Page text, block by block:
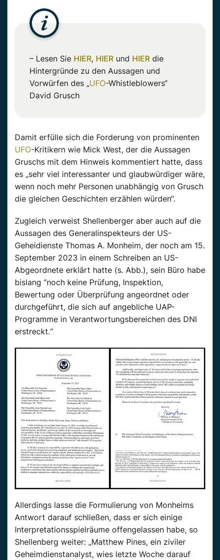
– Lesen Sie HIER, HIER und HIER die
Hintergründe zu den Aussagen und
Vorwürfen des „UFO-Whistleblowers“
David Grusch
Damit erfülle sich die Forderung von prominenten
UFO-Kritikern wie Mick West, der die Aussagen
Gruschs mit dem Hinweis kommentiert hatte, dass
es „sehr viel interessanter und glaubwürdiger wäre,
wenn noch mehr Personen unabhängig von Grusch
die gleichen Geschichten erzählen würden“.
Zugleich verweist Shellenberger aber auch auf die
Aussagen des Generalinspekteurs der US-
Geheidienste Thomas A. Monheim, der noch am 15.
September 2023 in einem Schreiben an US-
Abgeordnete erklärt hatte (s. Abb.), sein Büro habe
bislang “noch keine Prüfung, Inspektion,
Bewertung oder Überprüfung angeordnet oder
durchgeführt, die sich auf angebliche UAP-
Programme in Verantwortungsbereichen des DNI
erstreckt.“
Allerdings lasse die Formulierung von Monheims
Antwort darauf schließen, dass er sich einige
Interpretationsspielräume offengelassen habe, so
Shellenberg weiter: „Matthew Pines, ein ziviler
Geheimdienstanalyst, wies letzte Woche darauf